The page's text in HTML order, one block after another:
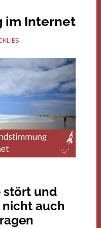
im Internet
stört und
nicht auch